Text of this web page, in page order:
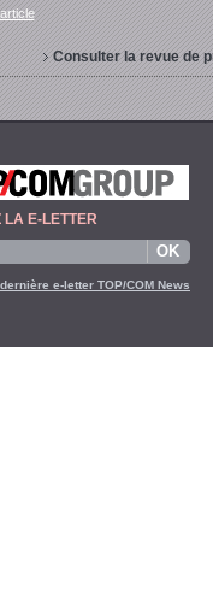
Consulter la revue de
LA E-LETTER
e-letter TOP/COM News